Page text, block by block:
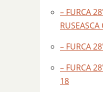
– FURCA
– FURCA
– FURCA
18